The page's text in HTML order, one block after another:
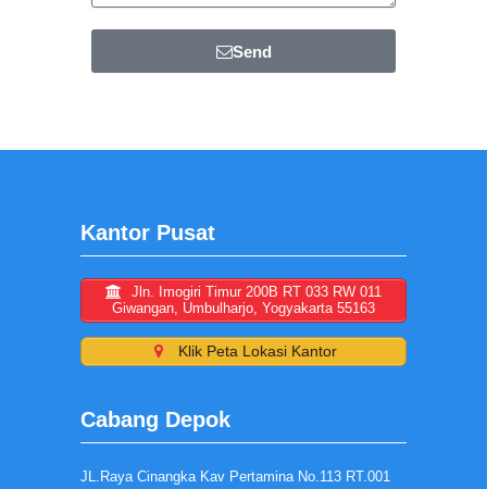
Send
Kantor Pusat
Jln. Imogiri Timur 200B RT 033 RW 011
Giwangan, Umbulharjo, Yogyakarta 55163
Klik Peta Lokasi Kantor
Cabang Depok
JL.Raya Cinangka Kav Pertamina No.113 RT.001